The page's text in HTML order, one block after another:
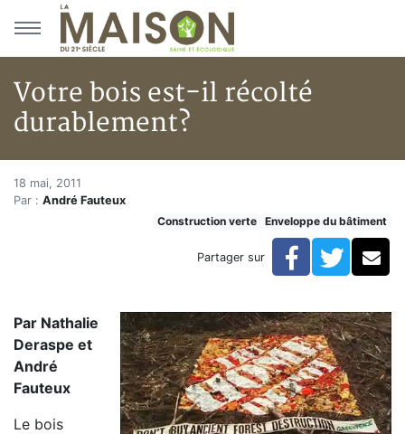
Aller au menu principal
Aller au contenu principal
Votre bois est-il récolté
durablement?
Accueil
Articles
Votre bois est-il récolté durablement?
Votre bois est-il récolté
18 mai, 2011
Par : André Fauteux
Construction verte
Enveloppe du bâtiment
Partager sur Facebook
Par Nathalie
Deraspe et
André
Fauteux
Le bois